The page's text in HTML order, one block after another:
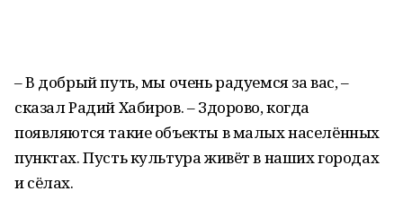
– В добрый путь, мы очень радуемся за вас, –
сказал Радий Хабиров. – Здорово, когда
появляются такие объекты в малых населённых
пунктах. Пусть культура живёт в наших городах
и сёлах.